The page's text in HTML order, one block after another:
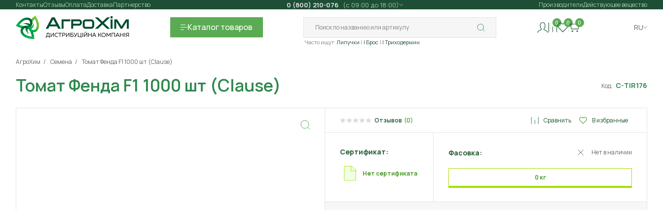
Контакты Оплата
Отзывы ДоставкаПартнерство 0 (800) 210-076 (с 09:00 до 18:00) ПроизводителиДействующее вещество
Каталогтоваров
Часто ищут: Липучки | Брос | Триходермин
0 0 0
RU
АгроХим Семена Томат Фенда F1 1000 шт (Clause)
Томат Фенда F1 1000 шт (Clause) Код: C-TIR176
Отзывов (0) Сравнить В избранные
Сертификат:
Нет сертификата
Фасовка: Нет в наличии
0 кг